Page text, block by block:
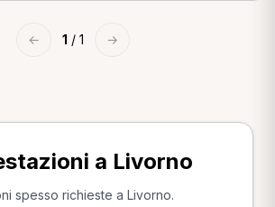
← 1 / 1 →
a Livorno
spesso richieste a Livorno.